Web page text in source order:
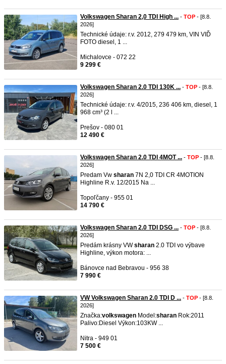
Volkswagen Sharan 2,0 TDI High ... - TOP - [8.8.
2026]
Technické údaje: r.v. 2012, 279 479 km, VIN VIĎ
FOTO diesel, 1 ...
Michalovce - 072 22
9 299 €
Volkswagen Sharan 2.0 TDI 130K ... - TOP - [8.8.
2026]
Technické údaje: r.v. 4/2015, 236 406 km, diesel, 1
968 cm³ (2 l ...
Prešov - 080 01
12 490 €
Volkswagen Sharan 2.0 TDI 4MOT ... - TOP - [8.8.
2026]
Predam Vw sharan 7N 2,0 TDI CR 4MOTION
Highline R.v. 12/2015 Na ...
Topoľčany - 955 01
14 790 €
Volkswagen Sharan 2.0 TDI DSG ... - TOP - [8.8.
2026]
Predám krásny VWsharan 2.0 TDI vo výbave
Highline, výkon motora: ...
Bánovce nad Bebravou - 956 38
7 990 €
VW Volkswagen Sharan 2.0 TDI D ... - TOP - [8.8.
2026]
Značka:volkswagen Model:sharan Rok:2011
Palivo:Diesel Výkon:103KW ...
Nitra - 949 01
7 500 €